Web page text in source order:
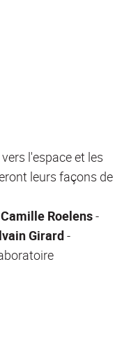
l'espace et les
leurs façons de
Camille Roelens-
Girard-